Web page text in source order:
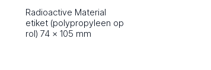
80509
Radioactive Material
etiket (polypropyleen op
rol) 74 x 105 mm